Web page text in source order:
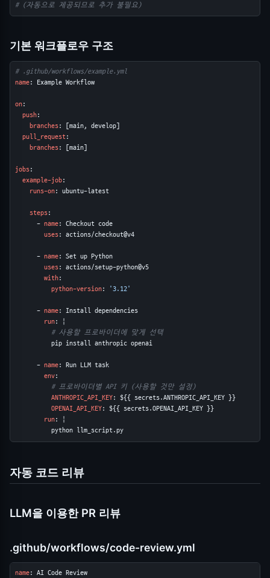
# (자동으로 제공되므로 추가 불필요)
기본 워크플로우 구조
# .github/workflows/example.yml
name: Example Workflow
on:
push:
branches: [main, develop]
pull_request:
branches: [main]
jobs:
example-job:
runs-on: ubuntu-latest
steps:
      -
name: Checkout code
uses: actions/checkout@v4
      -
name: Set up Python
uses: actions/setup-python@v5
with:
python-version: '3.12'
      -
name: Install dependencies
run: |
# 사용할 프로바이더에 맞게 선택
          pip install anthropic openai
      -
name: Run LLM task
env:
# 프로바이더별 API 키 (사용할 것만 설정)
ANTHROPIC_API_KEY: ${{ secrets.ANTHROPIC_API_KEY }}
OPENAI_API_KEY: ${{ secrets.OPENAI_API_KEY }}
run: |
          python llm_script.py
자동 코드 리뷰
LLM을 이용한 PR 리뷰
.github/workflows/code-review.yml
name: AI Code Review